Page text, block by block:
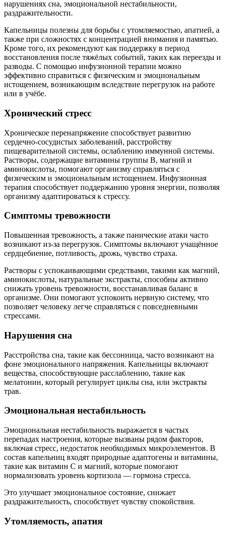
нарушениях сна, эмоциональной нестабильности,
раздражительности.
Капельницы полезны для борьбы с утомляемостью, апатией, а
также при сложностях с концентрацией внимания и памятью.
Кроме того, их рекомендуют как поддержку в период
восстановления после тяжёлых событий, таких как переезды и
разводы. С помощью инфузионной терапии можно
эффективно справиться с физическим и эмоциональным
истощением, возникающим вследствие перегрузок на работе
или в учёбе.
Хронический стресс
Хроническое перенапряжение способствует развитию
сердечно-сосудистых заболеваний, расстройству
пищеварительной системы, ослаблению иммунной системы.
Растворы, содержащие витамины группы B, магний и
аминокислоты, помогают организму справляться с
физическим и эмоциональным истощением. Инфузионная
терапия способствует поддержанию уровня энергии, позволяя
организму адаптироваться к стрессу.
Симптомы тревожности
Повышенная тревожность, а также панические атаки часто
возникают из-за перегрузок. Симптомы включают учащённое
сердцебиение, потливость, дрожь, чувство страха.
Растворы с успокаивающими средствами, такими как магний,
аминокислоты, натуральные экстракты, способны активно
снижать уровень тревожности, восстанавливая баланс в
организме. Они помогают успокоить нервную систему, что
позволяет человеку легче справляться с повседневными
стрессами.
Нарушения сна
Расстройства сна, такие как бессонница, часто возникают на
фоне эмоционального напряжения. Капельницы включают
вещества, способствующие расслаблению, такие как
мелатонин, который регулирует циклы сна, или экстракты
трав.
Эмоциональная нестабильность
Эмоциональная нестабильность выражается в частых
перепадах настроения, которые вызваны рядом факторов,
включая стресс, недостаток необходимых микроэлементов. В
состав капельниц входят природные адаптогены и витамины,
такие как витамин C и магний, которые помогают
нормализовать уровень кортизола — гормона стресса.
Это улучшает эмоциональное состояние, снижает
раздражительность, способствует чувству спокойствия.
Утомляемость, апатия